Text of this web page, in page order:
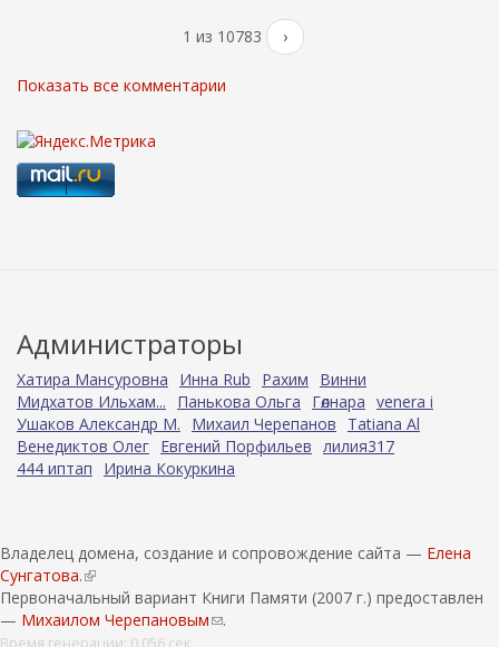
1 из 10783 ›
Показать все комментарии
Администраторы
Хатира Мансуровна Инна Rub Рахим
Винни
Мидхатов Ильхам...
Панькова Ольга Гөлнара venera i
Ушаков Александр М.
Михаил Черепанов
Tatiana Al
Венедиктов Олег Евгений Порфильев лилия317
444 иптап
Ирина Кокуркина
Владелец домена, создание и сопровождение сайта — Елена
Сунгатова.(
в
н
е
Первоначальный вариант Книги Памяти (2007 г.) предоставлен
— Михаилом Черепановым( .
Время генерации: 0.056 сек